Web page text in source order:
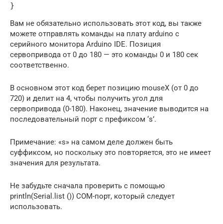
}
Вам не обязательно использовать этот код, вы также
можете отправлять команды на плату arduino с
серийного монитора Arduino IDE. Позиция
сервопривода от 0 до 180 — это команды 0 и 180 сек
соответственно.
В основном этот код берет позицию mouseX (от 0 до
720) и делит на 4, чтобы получить угол для
сервопривода (0-180). Наконец, значение выводится на
последовательный порт с префиксом ‘s’.
Примечание: «s» на самом деле должен быть
суффиксом, но поскольку это повторяется, это не имеет
значения для результата.
Не забудьте сначала проверить с помощью
println(Serial.list ()) COM-порт, который следует
использовать.